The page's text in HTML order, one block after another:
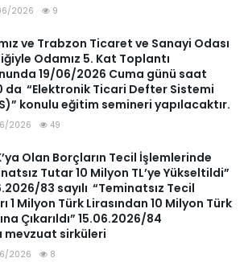
2026 9
ve Trabzon Ticaret ve Sanayi Odası
Odamız 5. Kat Toplantı
19/06/2026 Cuma günü saat
da “Elektronik Ticari Defter Sistemi
konulu eğitim semineri yapılacaktır.
2026 49
Olan Borçların Tecil İşlemlerinde
Tutar 10 Milyon TL’ye Yükseltildi”
83 sayılı “Teminatsız Tecil
1 Milyon Türk Lirasından 10 Milyon Türk
Çıkarıldı” 15.06.2026/84
mevzuat sirküleri
2026 8